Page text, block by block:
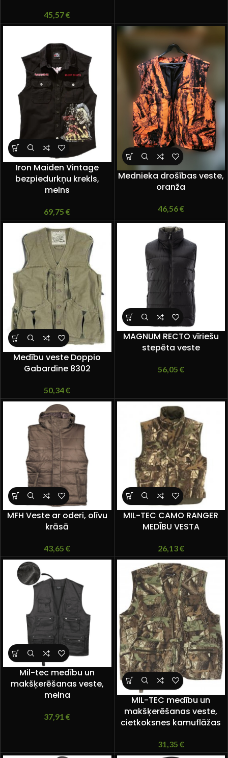
45,57€
Iron Maiden Vintage
bezpiedurkņu krekls,
melns
69,75€
Mednieka drošības veste,
oranža
46,56€
Medību veste Doppio
Gabardine 8302
50,34€
MAGNUM RECTO vīriešu
stepēta veste
56,05 €
MFH Veste ar oderi, olīvu
krāsā
43,65€
MIL-TEC CAMO RANGER
MEDĪBU VESTA
26,13€
Mil-tec medību un
makšķerēšanas veste,
melna
37,91€
MIL-TEC medību un
makšķerēšanas veste,
cietkoksnes kamuflāžas
31,35 €